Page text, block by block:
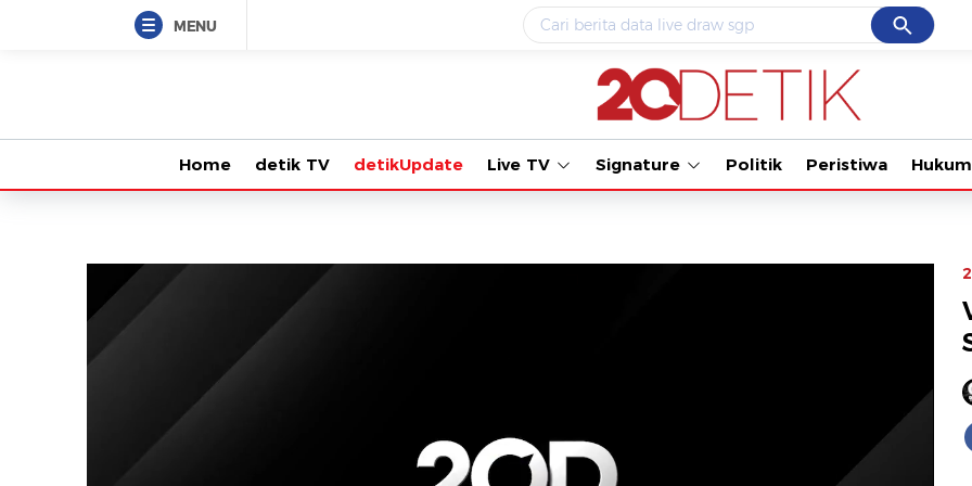
MENU Cancel
Yang sedang ramai dicari
data live draw sgp
#3prabowo
#5demo
Tonton kabar terbaru PIALA
Home detik TV detikUpdate Live TV Signature Politik Peristiwa Hukum